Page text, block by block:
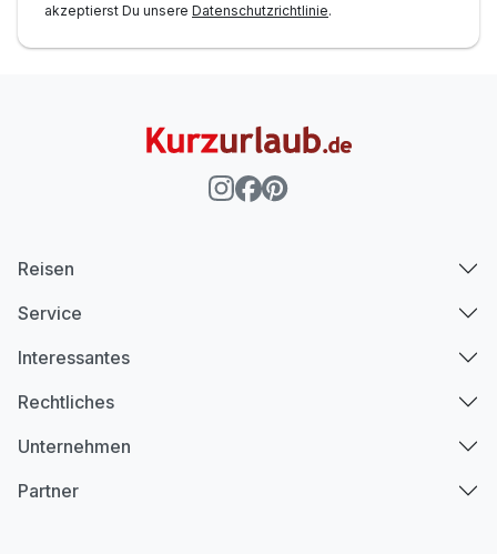
akzeptierst Du unsere Datenschutzrichtlinie.
Reisen
Service
Interessantes
Rechtliches
Unternehmen
Partner